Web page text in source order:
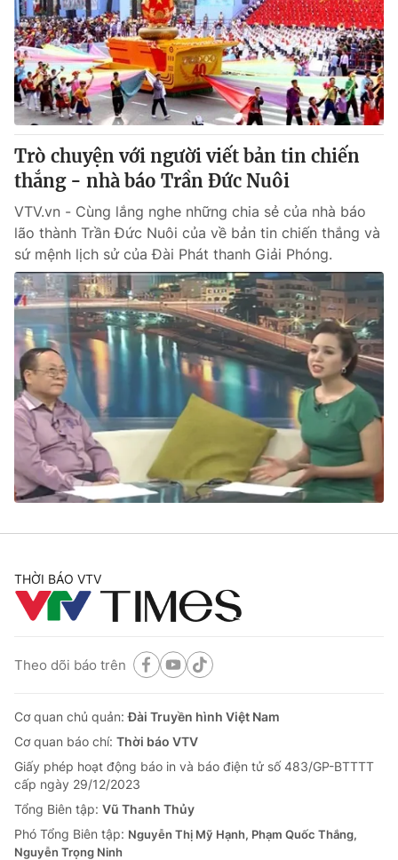
Trò chuyện với người viết bản tin chiến
thắng - nhà báo Trần Đức Nuôi
VTV.vn - Cùng lắng nghe những chia sẻ của nhà báo
lão thành Trần Đức Nuôi của về bản tin chiến thắng và
sứ mệnh lịch sử của Đài Phát thanh Giải Phóng.
THỜI BÁO VTV
Theo dõi báo trên
Cơ quan chủ quản:Đài Truyền hình Việt Nam
Cơ quan báo chí: Thời báo VTV
Giấy phép hoạt động báo in và báo điện tử số 483/GP-BTTTT
cấp ngày 29/12/2023
Tổng Biên tập: Vũ Thanh Thủy
Phó Tổng Biên tập: Nguyễn Thị Mỹ Hạnh, Phạm Quốc Thắng,
Nguyễn Trọng Ninh